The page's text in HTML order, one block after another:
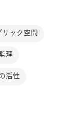
ック空間
理
活性